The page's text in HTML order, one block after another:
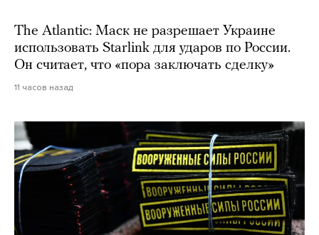
The Atlantic: Маск не разрешает Украине
использовать Starlink для ударов по России.
Он считает, что «пора заключать сделку»
11 часов назад